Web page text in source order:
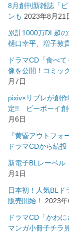
8月創刊新雑誌「
ンも 2023年8月21
累計1000万DL超
樋口幸平、増子敦
ドラマCD「食べ
像を公開！コミッ
月7日
pixiv×リブレが創
定!! ビーボーイ創
月6日
『黄昏アウトフ
ドラマCDから続
新電子BLレーベル
月1日
日本初！人気BLド
販売開始！
2023
ドラマCD「かわ
マンガ小冊子チラ